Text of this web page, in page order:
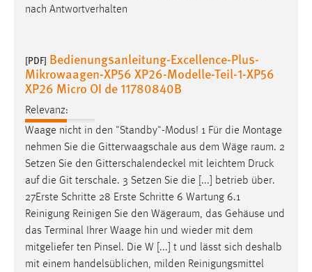
nach Antwortverhalten
[PDF] Bedienungsanleitung-Excellence-Plus-
Mikrowaagen-XP56 XP26-Modelle-Teil-1-XP56
XP26 Micro OI de 11780840B
Relevanz:
Waage nicht in den "Standby"-Modus! 1 Für die Montage
nehmen Sie die Gitterwaagschale aus dem Wäge­ raum. 2
Setzen Sie den Gitterschalendeckel mit leichtem Druck
auf die Git­ terschale. 3 Setzen Sie die [...] betrieb über.
27Erste Schritte 28 Erste Schritte 6 Wartung 6.1
Reinigung Reinigen Sie den Wägeraum, das Gehäuse und
das Terminal Ihrer Waage hin und wieder mit dem
mitgeliefer­ ten Pinsel. Die W [...] t und lässt sich deshalb
mit einem handelsüblichen, milden Reinigungsmittel
Google Ads
_gcl_au
Anbieter:
Zweck:
Conversion-Tracking
Cookie Laufzeit:
3 Monate
Facebook Pixel
Name:
_fbp